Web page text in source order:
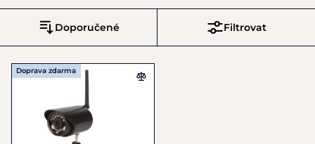
Filtrovat
Doporučené
Doprava zdarma